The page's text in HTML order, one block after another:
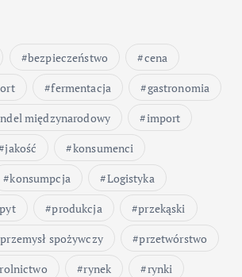
bezpieczeństwo
cena
fermentacja
gastronomia
międzynarodowy
import
jakość
konsumenci
konsumpcja
Logistyka
produkcja
przekąski
przemysł spożywczy
przetwórstwo
rolnictwo rynek
rynki